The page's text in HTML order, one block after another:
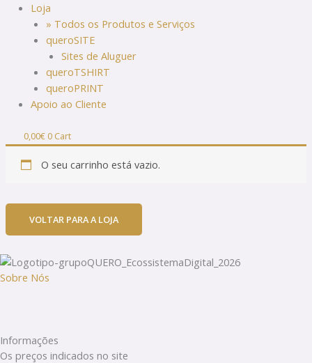
Loja
» Todos os Produtos e Serviços
queroSITE
Sites de Aluguer
queroTSHIRT
queroPRINT
Apoio ao Cliente
0,00€ 0 Cart
O seu carrinho está vazio.
VOLTAR PARA A LOJA
Sobre Nós
Informações
Os preços indicados no site